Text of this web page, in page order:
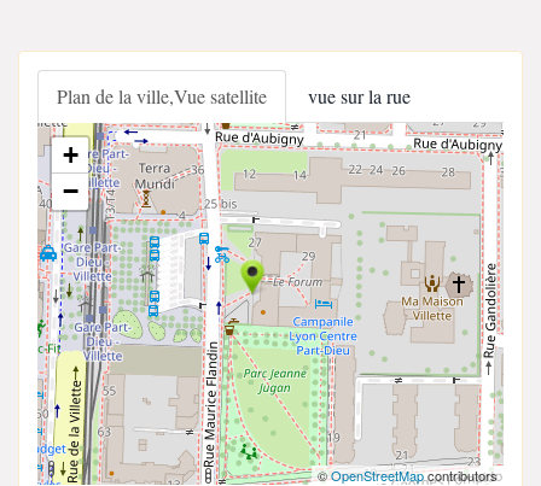
Plan de la ville,Vue satellite vue sur la rue
+
−
©OpenStreetMapcontributors